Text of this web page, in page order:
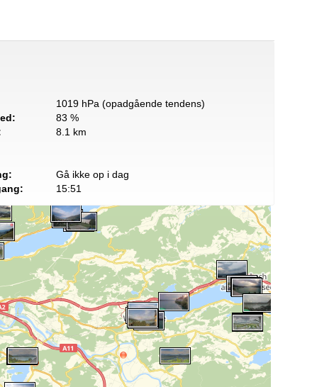
1019 hPa (opadgående tendens)
83 %
8.1 km
Gå ikke op i dag
15:51